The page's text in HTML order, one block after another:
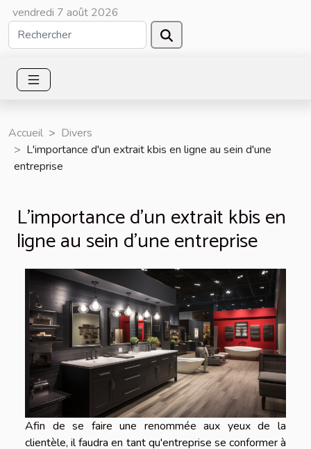
vendredi 7 août 2026
Accueil
Divers
L'importance d'un extrait kbis en ligne au sein d'une
entreprise
L'importance d'un extrait kbis en
ligne au sein d'une entreprise
Afin de se faire une renommée aux yeux de la
clientèle, il faudra en tant qu'entreprise se conformer à